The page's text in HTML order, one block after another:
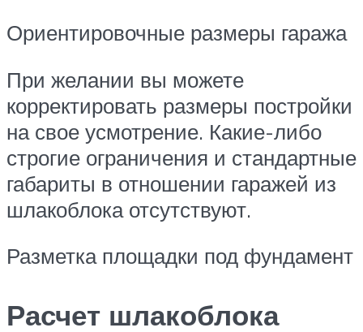
Ориентировочные размеры гаража
При желании вы можете
корректировать размеры постройки
на свое усмотрение. Какие-либо
строгие ограничения и стандартные
габариты в отношении гаражей из
шлакоблока отсутствуют.
Разметка площадки под фундамент
Расчет шлакоблока